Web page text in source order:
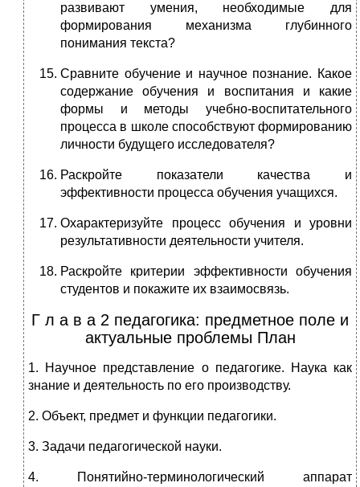
развивают умения, необходимые для
формирования механизма глубинного
понимания текста?
Сравните обучение и научное познание. Какое
содержание обучения и воспитания и какие
формы и методы учебно-воспитательного
процесса в школе способствуют формированию
личности будущего исследователя?
Раскройте показатели качества и
эффективности процесса обучения учащихся.
Охарактеризуйте процесс обучения и уровни
результативности деятельности учителя.
Раскройте критерии эффективности обучения
студентов и покажите их взаимосвязь.
Г л а в а 2 педагогика: предметное поле и
актуальные проблемы План
1. Научное представление о педагогике. Наука как
знание и деятельность по его производству.
2. Объект, предмет и функции педагогики.
3. Задачи педагогической науки.
4. Понятийно-терминологический аппарат